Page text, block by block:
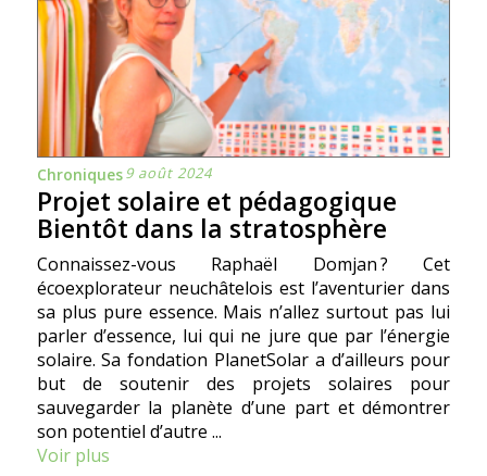
Chroniques9 août 2024
Projet solaire et pédagogique
Bientôt dans la stratosphère
Connaissez-vous Raphaël Domjan ? Cet
écoexplorateur neuchâtelois est l’aventurier dans
sa plus pure essence. Mais n’allez surtout pas lui
parler d’essence, lui qui ne jure que par l’énergie
solaire. Sa fondation PlanetSolar a d’ailleurs pour
but de soutenir des projets solaires pour
sauvegarder la planète d’une part et démontrer
son potentiel d’autre ...
Voir plus